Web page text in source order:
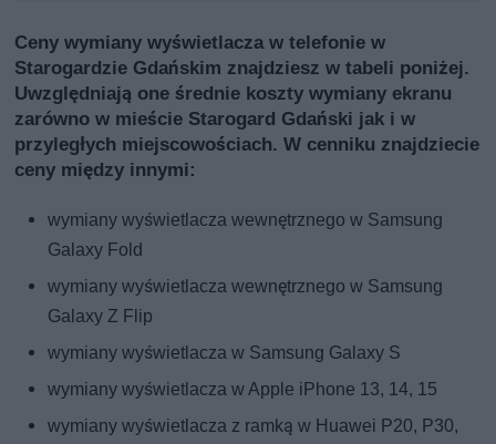
Ceny wymiany wyświetlacza w telefonie w
Starogardzie Gdańskim znajdziesz w tabeli poniżej.
Uwzględniają one średnie koszty wymiany ekranu
zarówno w mieście Starogard Gdański jak i w
przyległych miejscowościach. W cenniku znajdziecie
ceny między innymi:
wymiany wyświetlacza wewnętrznego w Samsung
Galaxy Fold
wymiany wyświetlacza wewnętrznego w Samsung
Galaxy Z Flip
wymiany wyświetlacza w Samsung Galaxy S
wymiany wyświetlacza w Apple iPhone 13, 14, 15
wymiany wyświetlacza z ramką w Huawei P20, P30,